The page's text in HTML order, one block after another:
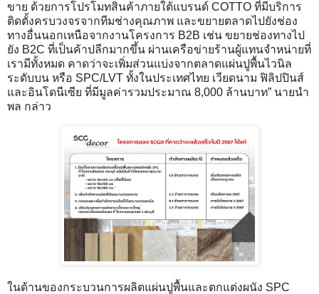
ขาย ด้วยการโปรโมทสินค้าภายใต้แบรนด์ COTTO ที่มีบริการ
ติดตั้งครบวงจรจากทีมช่างคุณภาพ และขยายตลาดไปยังช่อง
ทางอื่นนอกเหนือจากงานโครงการ B2B เช่น ขยายช่องทางไป
ยัง B2C ที่เป็นค้าปลีกมากขึ้น ผ่านเครือข่ายร้านผู้แทนจำหน่ายที่
เรามีทั้งหมด คาดว่าจะเพิ่มส่วนแบ่งจากตลาดแผ่นปูพื้นไวนิล
ระดับบน หรือ SPC/LVT ทั้งในประเทศไทย เวียดนาม ฟิลิปปินส์
และอินโดนีเซีย ที่มีมูลค่ารวมประมาณ 8,000 ล้านบาท” นายนำ
พล กล่าว
ในด้านของกระบวนการผลิตแผ่นปูพื้นและตกแต่งผนัง SPC